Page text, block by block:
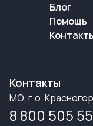
Блог
Помощь
Контакты
МО, г.о.
8 800 505